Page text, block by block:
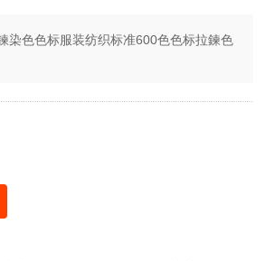
染色色标服装纺织标准600色色标拉鍊色